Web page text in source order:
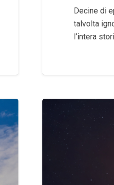
Decine di
talvolta
l’intera